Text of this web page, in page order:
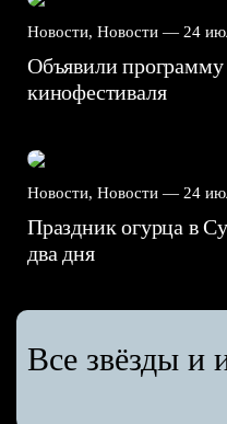
Новости, Новости — 24
Объявили программу
кинофестиваля
Новости, Новости — 24
Праздник огурца в
два дня
Все звёзды и